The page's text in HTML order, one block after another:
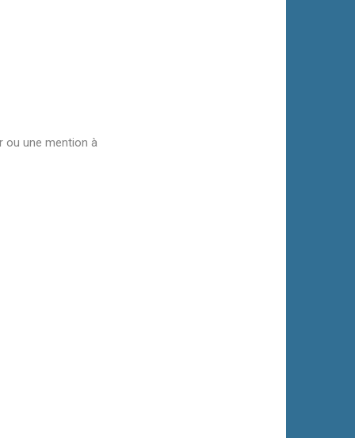
ou une mention à